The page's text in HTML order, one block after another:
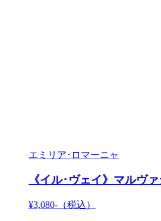
エミリア･ロマーニャ
《イル･ヴェイ》マルヴ
¥3,080- （税込）